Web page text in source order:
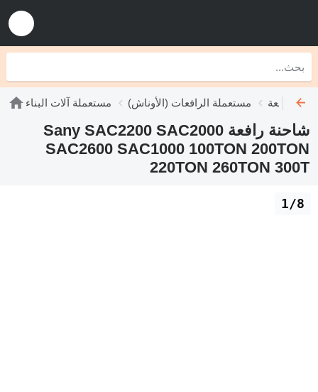
مستعملة آلات البناء مستعملة الرافعات (الأوناش) رافعة
شاحنة رافعة Sany SAC2200 SAC2000
SAC2600 SAC1000 100TON 200TON
220TON 260TON 300T
1/8